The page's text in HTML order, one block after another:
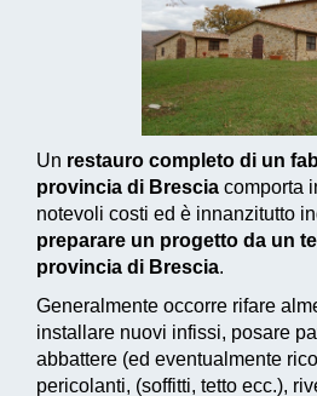
Un restauro completo di un
provincia di Brescia comporta
notevoli costi ed è innanzitutto
preparare un progetto da un
provincia di Brescia.
Generalmente occorre rifare
installare nuovi infissi, posare
abbattere (ed eventualmente
pericolanti, (soffitti, tetto ecc.),